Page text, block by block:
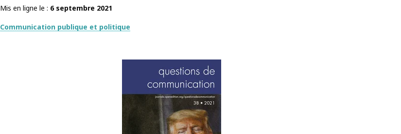
Mis en ligne le
6 septembre 2021
Thématiques
Communication publique et politique